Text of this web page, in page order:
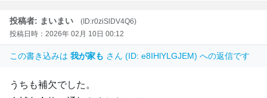
投稿者: まいまい
(ID:r0ziSlDV4Q6)
投稿日時：2026年 02月 10日 00:12
この書き込みは 我が家も さん (ID: e8IHlYLGJEM) への返信です
うちも補欠でした。